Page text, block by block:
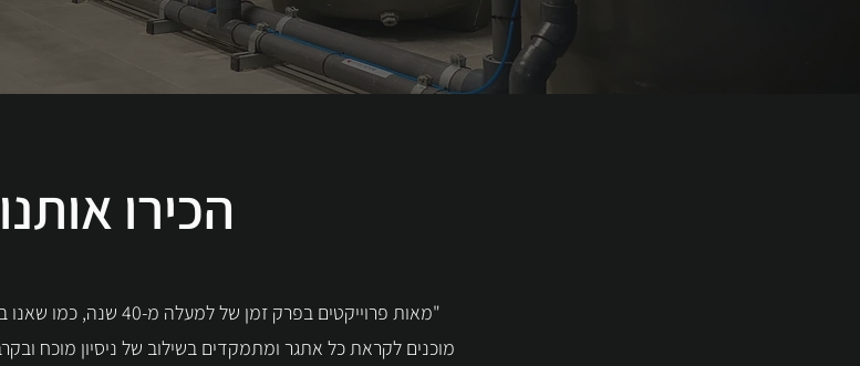
הכירו אותנו
"מאות פרוייקטים בפרק זמן
מוכנים לקראת כל אתגר ומתמקדים בשילוב של ניסיון מוכח